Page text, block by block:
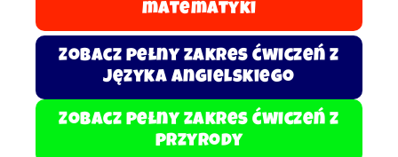
matematyki
Zobacz pełny zakres ćwiczeń z
języka angielskiego
Zobacz pełny zakres ćwiczeń z
przyrody